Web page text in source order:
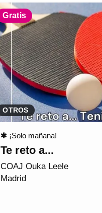
Gratis
OTROS
✱ ¡Solo mañana!
Te reto a...
COAJ Ouka Leele
Madrid